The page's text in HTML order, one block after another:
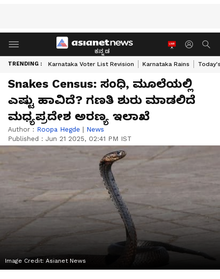
ಕನ್ನಡ
TRENDING : Karnataka Voter List Revision Karnataka Rains
Snakes Census: ಸಂಧಿ, ಮೂಲೆಯಲ್ಲಿ
ಎಷ್ಟು ಹಾವಿದೆ? ಗಣತಿ ಶುರು ಮಾಡಲಿದೆ
ಮಧ್ಯಪ್ರದೇಶ ಅರಣ್ಯ ಇಲಾಖೆ
Author : Roopa Hegde | News
Published : Jun 21 2025, 02:41 PM IST
Image Credit: Asianet News